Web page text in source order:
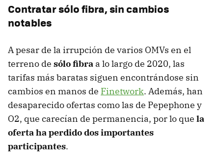
Contratar sólo fibra, sin cambios
notables
A pesar de la irrupción de varios OMVs en el
terreno de sólo fibra a lo largo de 2020, las
tarifas más baratas siguen encontrándose sin
cambios en manos de Finetwork. Además, han
desaparecido ofertas como las de Pepephone y
O2, que carecían de permanencia, por lo que la
oferta ha perdido dos importantes
participantes.